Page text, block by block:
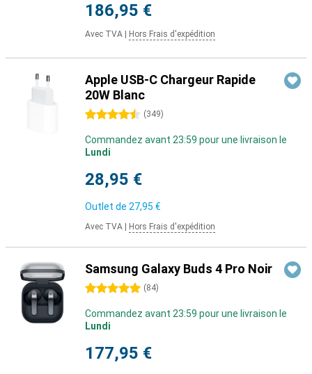
186,95 €
Avec TVA Hors Frais d'expédition
Apple USB-C Chargeur Rapide
20W Blanc
4.5 étoiles (349)
Commandez avant 23:59 pour une livraison le
Lundi
28,95 €
Outlet de 27,95 €
Avec TVA Hors Frais d'expédition
Samsung Galaxy Buds 4 Pro Noir
5 étoiles (84)
Commandez avant 23:59 pour une livraison le
Lundi
177,95 €